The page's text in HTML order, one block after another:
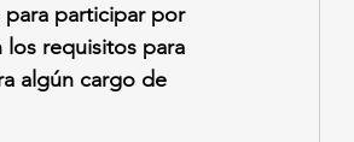
para participar por
los requisitos para
algún cargo de